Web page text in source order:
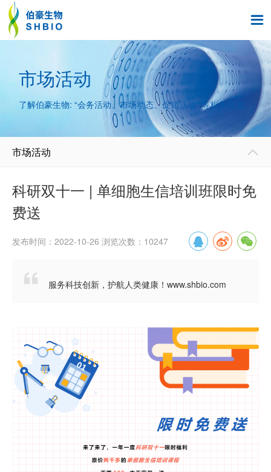

市场活动
了解伯豪生物: “会务活动、市场动态、促销活动” 等相关信息。
市场活动 
科研双十一 | 单细胞生信培训班限时免
费送
发布时间：2022-10-26 浏览次数：10247
 服务科技创新，护航人类健康！www.shbio.com